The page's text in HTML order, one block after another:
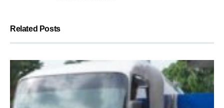
Related Posts